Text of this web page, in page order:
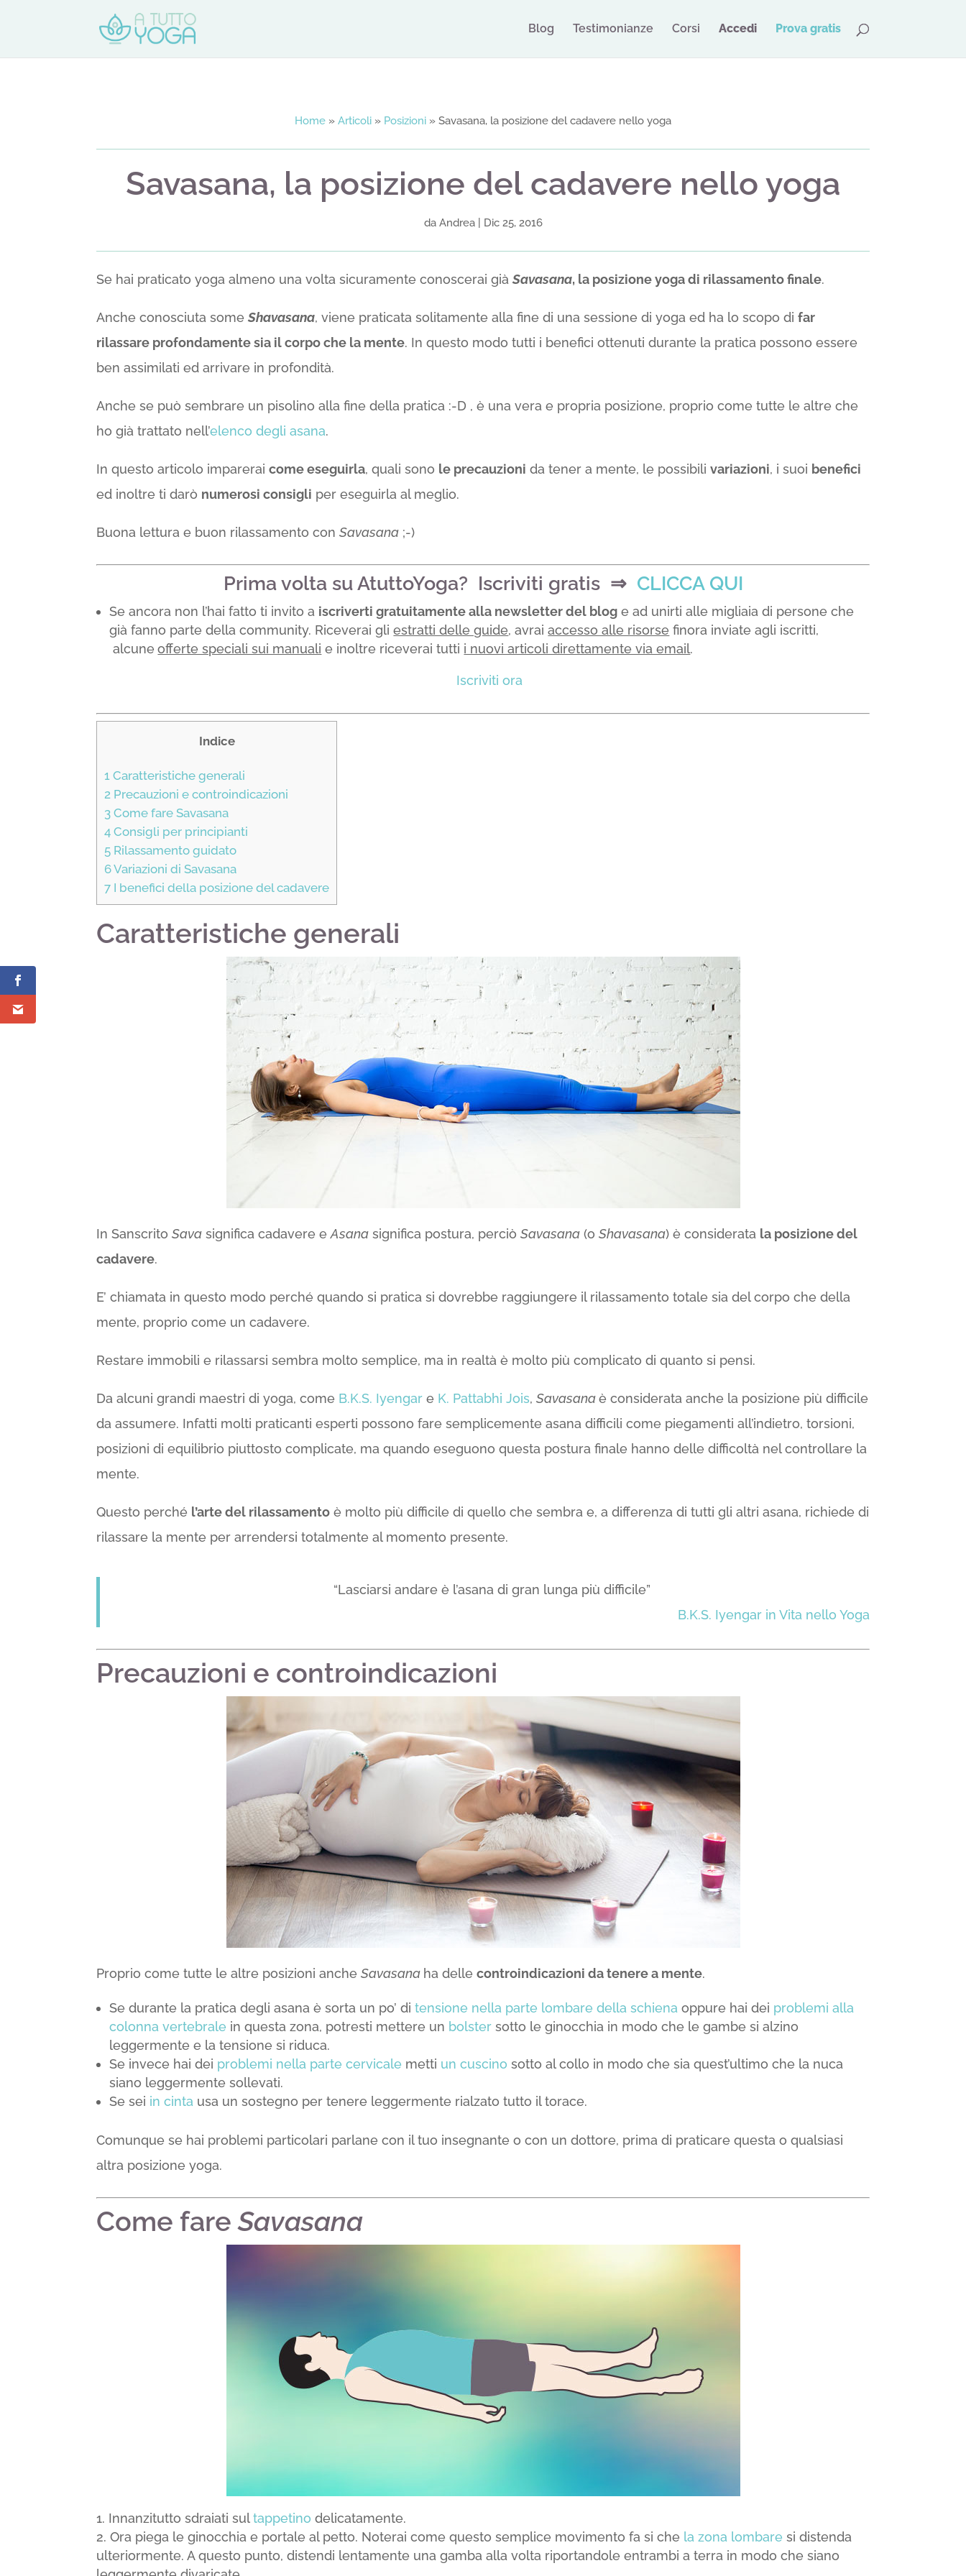
Blog Testimonianze Corsi Accedi Prova gratis
Home » Articoli » Posizioni » Savasana, la posizione del cadavere nello yoga
Savasana, la posizione del cadavere nello yoga
da Andrea| Dic 25, 2016
Se hai praticato yoga almeno una volta sicuramente conoscerai giàSavasana, la posizione yoga di rilassamento finale.
Anche conosciuta someShavasana, viene praticata solitamente alla fine di una sessione di yoga ed ha lo scopo difar
rilassare profondamente sia il corpo che la mente. In questo modo tutti i benefici ottenuti durante la pratica possono essere
ben assimilati ed arrivare in profondità.
Anche se può sembrare un pisolino alla fine della pratica :-D , è una vera e propria posizione, proprio come tutte le altre che
ho già trattato nell’elenco degli asana.
In questo articolo impareraicome eseguirla, quali sono le precauzioni da tener a mente, le possibilivariazioni, i suoi benefici
ed inoltre ti darò numerosi consigli per eseguirla al meglio.
Buona lettura e buon rilassamento conSavasana ;-)
Prima volta su AtuttoYoga? Iscriviti gratis ⇒ CLICCA QUI
Se ancora non l’hai fatto ti invito a iscriverti gratuitamente alla newsletter del blog e ad unirti alle migliaia di persone che
già fanno parte della community. Riceverai gliestratti delle guide, avraiaccesso alle risorse finora inviate agli iscritti,
alcune offerte speciali sui manuali e inoltre riceverai tutti i nuovi articoli direttamente via email.
Iscriviti ora
Indice
1 Caratteristiche generali
2 Precauzioni e controindicazioni
3 Come fare Savasana
4 Consigli per principianti
5 Rilassamento guidato
6Variazioni di Savasana
7 I benefici della posizione del cadavere
Caratteristiche generali
In SanscritoSava significa cadavere eAsana significa postura, perciòSavasana (oShavasana) è considerata la posizione del
cadavere.
E’ chiamata in questo modo perché quando si pratica si dovrebbe raggiungere il rilassamento totale sia del corpo che della
mente, proprio come un cadavere.
Restare immobili e rilassarsi sembra molto semplice, ma in realtà è molto più complicato di quanto si pensi.
Da alcuni grandi maestri di yoga, come B.K.S. Iyengar e K. Pattabhi Jois,Savasanaè considerata anche la posizione più difficile
da assumere. Infatti molti praticanti esperti possono fare semplicemente asana difficili come piegamenti all’indietro, torsioni,
posizioni di equilibrio piuttosto complicate, ma quando eseguono questa postura finale hanno delle difficoltà nel controllare la
mente.
Questo perché l’arte del rilassamento è molto più difficile di quello che sembra e, a differenza di tutti gli altri asana, richiede di
rilassare la mente per arrendersi totalmente al momento presente.
“Lasciarsi andare è l’asana di gran lunga più difficile”
B.K.S. Iyengar in Vita nello Yoga
Precauzioni e controindicazioni
Proprio come tutte le altre posizioni ancheSavasana ha dellecontroindicazioni da tenere a mente.
Se durante la pratica degli asana è sorta un po’ ditensione nella parte lombare della schiena oppure hai dei problemi alla
colonna vertebrale in questa zona, potresti mettere un bolster sotto le ginocchia in modo che le gambe si alzino
leggermente e la tensione si riduca.
Se invece hai dei problemi nella parte cervicale metti un cuscino sotto al collo in modo che sia quest’ultimo che la nuca
siano leggermente sollevati.
Se sei in cinta usa un sostegno per tenere leggermente rialzato tutto il torace.
Comunque se hai problemi particolari parlane con il tuo insegnante o con un dottore, prima di praticare questa o qualsiasi
altra posizione yoga.
Come fareSavasana
Innanzitutto sdraiati sultappetino delicatamente.
Ora piega le ginocchia e portale al petto. Noterai come questo semplice movimento fa si che la zona lombare si distenda
ulteriormente. A questo punto, distendi lentamente una gamba alla volta riportandole entrambi a terra in modo che siano